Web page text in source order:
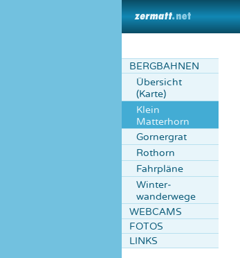
BERGBAHNEN
Übersicht
(Karte)
Klein
Matterhorn
Gornergrat
Rothorn
Fahrpläne
Winter­
wanderwege
WEBCAMS
FOTOS
LINKS